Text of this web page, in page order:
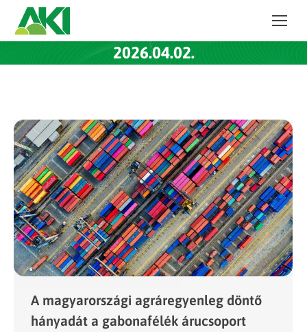
2026.04.02.
A magyarországi agráregyenleg döntő
hányadát a gabonafélék árucsoport